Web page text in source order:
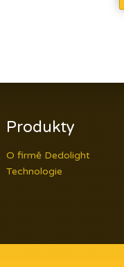
Produkty
O firmě Dedolight
Technologie